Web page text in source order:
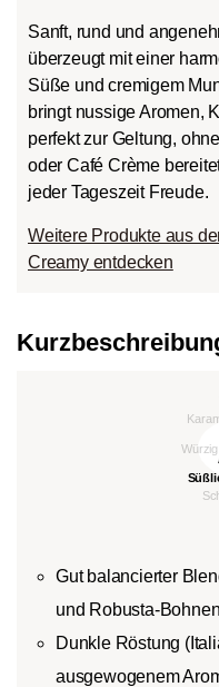
Sanft, rund und
überzeugt mit einer
Süße und cremigem
bringt nussige Aromen,
perfekt zur Geltung,
oder Café Crème
jeder Tageszeit Freude.
Weitere Produkte aus
Creamy entdecken
Gut balancierter
und Robusta-
Dunkle Röstung
ausgewogenem